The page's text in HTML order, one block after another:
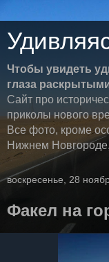
Чтобы увидеть
глаза
Сайт про
приколы нового
Все фото, кроме
Нижнем
воскресенье, 28
Факел на